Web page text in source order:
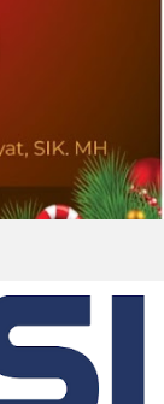
Mitra
Aug. 01, 2026
Solutions LLC
bagi